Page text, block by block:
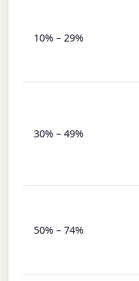
10% – 29%
30% – 49%
50% – 74%